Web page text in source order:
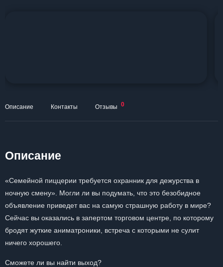
Описание Контакты Отзывы 0
Описание
«Семейной пиццерии требуется охранник для дежурства в
ночную смену». Могли ли вы подумать, что это безобидное
объявление приведет вас на самую страшную работу в мире?
Сейчас вы оказались в запертом торговом центре, по которому
бродят жуткие аниматроники, встреча с которыми не сулит
ничего хорошего.
Сможете ли вы найти выход?